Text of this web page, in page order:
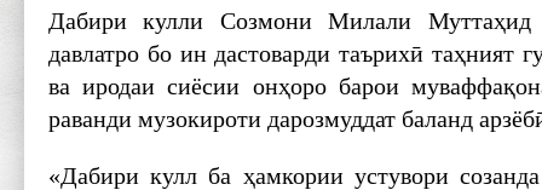
Дабири кулли Созмони Милали
давлатро бо ин дастоварди таърихӣ таҳният
ва иродаи сиёсии онҳоро барои
раванди музокироти дарозмуддат баланд
«Дабири кулл ба ҳамкории устувори